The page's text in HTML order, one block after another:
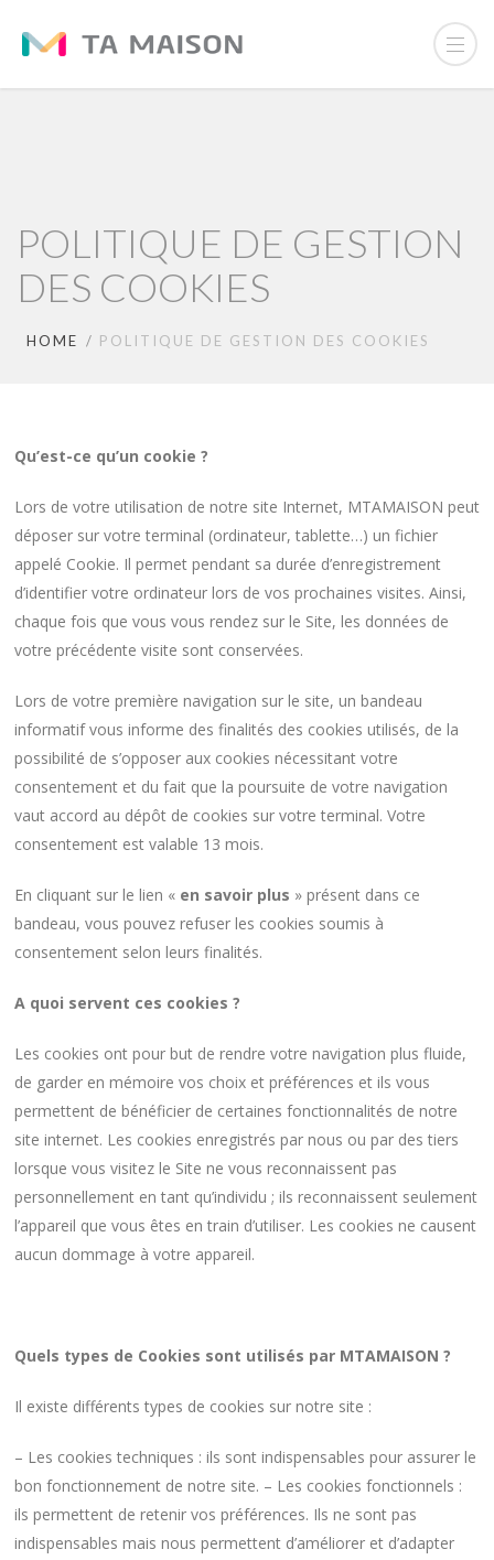
POLITIQUE DE GESTION
DES COOKIES
HOME POLITIQUE DE GESTION DES COOKIES
Qu’est-ce qu’un cookie ?
Lors de votre utilisation de notre site Internet, MTAMAISON peut
déposer sur votre terminal (ordinateur, tablette…) un fichier
appelé Cookie. Il permet pendant sa durée d’enregistrement
d’identifier votre ordinateur lors de vos prochaines visites. Ainsi,
chaque fois que vous vous rendez sur le Site, les données de
votre précédente visite sont conservées.
Lors de votre première navigation sur le site, un bandeau
informatif vous informe des finalités des cookies utilisés, de la
possibilité de s’opposer aux cookies nécessitant votre
consentement et du fait que la poursuite de votre navigation
vaut accord au dépôt de cookies sur votre terminal. Votre
consentement est valable 13 mois.
En cliquant sur le lien « en savoir plus » présent dans ce
bandeau, vous pouvez refuser les cookies soumis à
consentement selon leurs finalités.
A quoi servent ces cookies ?
Les cookies ont pour but de rendre votre navigation plus fluide,
de garder en mémoire vos choix et préférences et ils vous
permettent de bénéficier de certaines fonctionnalités de notre
site internet. Les cookies enregistrés par nous ou par des tiers
lorsque vous visitez le Site ne vous reconnaissent pas
personnellement en tant qu’individu ; ils reconnaissent seulement
l’appareil que vous êtes en train d’utiliser. Les cookies ne causent
aucun dommage à votre appareil.
Quels types de Cookies sont utilisés par MTAMAISON ?
Il existe différents types de cookies sur notre site :
– Les cookies techniques : ils sont indispensables pour assurer le
bon fonctionnement de notre site. – Les cookies fonctionnels :
ils permettent de retenir vos préférences. Ils ne sont pas
indispensables mais nous permettent d’améliorer et d’adapter